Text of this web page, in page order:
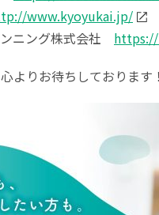
www.kyoyukai.jp/
ニング株式会社
よりお待ちしております！